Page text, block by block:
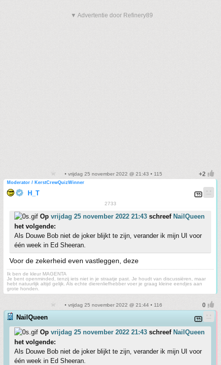
▼ Advertentie door Refinery89
• vrijdag 25 november 2022 @ 21:43 • 115
Moderator / KerstCrewQuizWinner
H_T
2733
Op vrijdag 25 november 2022 21:43 schreef NailQueen
het volgende:
Als Douwe Bob niet de joker blijkt te zijn, verander ik mijn UI voor
één week in Ed Sheeran.
Voor de zekerheid even vastleggen, deze
Ik ben de kleur MAGENTA
Je bent openminded, tenzij iets niet in je straatje past. Je houdt van discussiëren, maar
hebt natuurlijk altijd gelijk. Als echte dierenliefhebber voer je graag kleine eendjes aan
grote honden.
• vrijdag 25 november 2022 @ 21:44 • 116
NailQueen
Op vrijdag 25 november 2022 21:43 schreef NailQueen
het volgende:
Als Douwe Bob niet de joker blijkt te zijn, verander ik mijn UI voor
één week in Ed Sheeran.